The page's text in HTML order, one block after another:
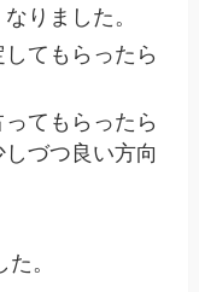
りました。
てもらったら
てもらったら
づつ良い方向
。